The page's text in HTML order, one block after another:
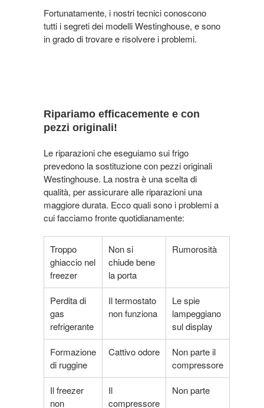
Fortunatamente, i nostri tecnici conoscono
tutti i segreti dei modelli Westinghouse, e sono
in grado di trovare e risolvere i problemi.
Ripariamo efficacemente e con
pezzi originali!
Le riparazioni che eseguiamo sui frigo
prevedono la sostituzione con pezzi originali
Westinghouse. La nostra è una scelta di
qualità, per assicurare alle riparazioni una
maggiore durata. Ecco quali sono i problemi a
cui facciamo fronte quotidianamente:
Troppo
ghiaccio nel
freezer
Non si
chiude bene
la porta
Rumorosità
Perdita di
gas
refrigerante
Il termostato
non funziona
Le spie
lampeggiano
sul display
Formazione
di ruggine
Cattivo odore
Non parte il
compressore
Il freezer
non
Il
compressore
Non parte